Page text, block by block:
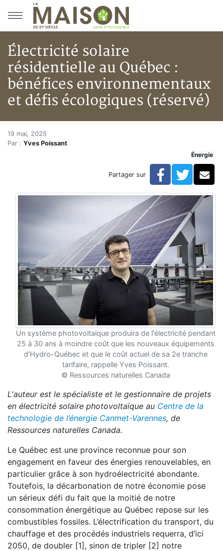
Aller au menu principal
Aller au contenu principal
Électricité solaire
résidentielle au Québec :
bénéfices environnementaux
et défis écologiques (réservé)
Accueil
Articles
Électricité solaire résidentielle au Québec :
Électricité solaire résidentielle
19 mai, 2025
Par : Yves Poissant
Énergie
Partager sur Facebook
Un système photovoltaïque produira de l'électricité pendant
25 à 30 ans à moindre coût que les nouveaux équipements
d'Hydro-Québec et que le coût actuel de sa 2e tranche
tarifaire, rappelle Yves Poissant.
© Ressources naturelles Canada
L'auteur est le spécialiste et le gestionnaire de projets
en électricité solaire photovoltaïque au Centre de la
technologie de l’énergie Canmet-Varennes, de
Ressources naturelles Canada.
Le Québec est une province reconnue pour son
engagement en faveur des énergies renouvelables, en
particulier grâce à son hydroélectricité abondante.
Toutefois, la décarbonation de notre économie pose
un sérieux défi du fait que la moitié de notre
consommation énergétique au Québec repose sur les
combustibles fossiles. L’électrification du transport, du
chauffage et des procédés industriels requerra, d’ici
2050, de doubler [1], sinon de tripler [2] notre